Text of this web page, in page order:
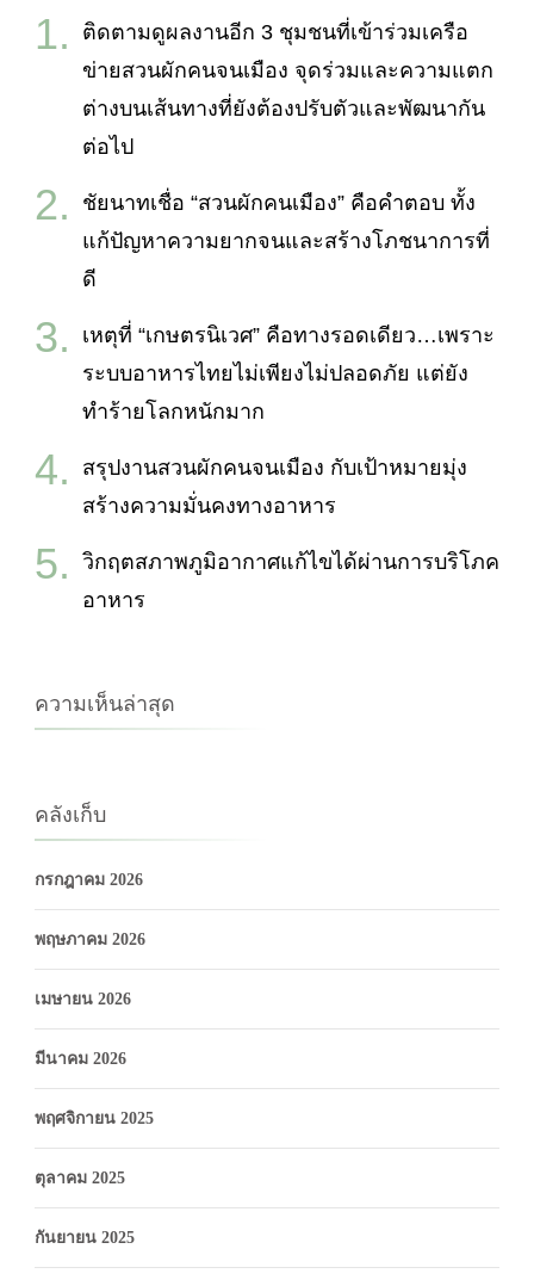
ติดตามดูผลงานอีก 3 ชุมชนที่เข้าร่วมเครือ
ข่ายสวนผักคนจนเมือง จุดร่วมและความแตก
ต่างบนเส้นทางที่ยังต้องปรับตัวและพัฒนากัน
ต่อไป
ชัยนาทเชื่อ “สวนผักคนเมือง” คือคำตอบ ทั้ง
แก้ปัญหาความยากจนและสร้างโภชนาการที่
ดี
เหตุที่ “เกษตรนิเวศ” คือทางรอดเดียว…เพราะ
ระบบอาหารไทยไม่เพียงไม่ปลอดภัย แต่ยัง
ทำร้ายโลกหนักมาก
สรุปงานสวนผักคนจนเมือง กับเป้าหมายมุ่ง
สร้างความมั่นคงทางอาหาร
วิกฤตสภาพภูมิอากาศแก้ไขได้ผ่านการบริโภค
อาหาร
ความเห็นล่าสุด
คลังเก็บ
กรกฎาคม 2026
พฤษภาคม 2026
เมษายน 2026
มีนาคม 2026
พฤศจิกายน 2025
ตุลาคม 2025
กันยายน 2025